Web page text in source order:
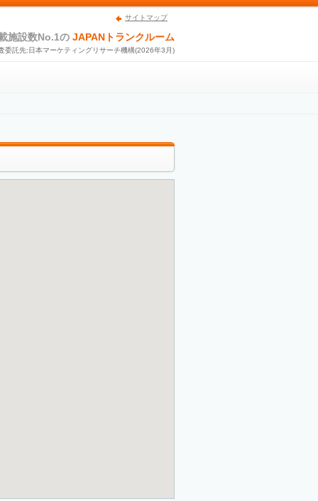
サイトマップ
施設数No.1の JAPANトランクルーム
委託先:日本マーケティングリサーチ機構(2026年3月)